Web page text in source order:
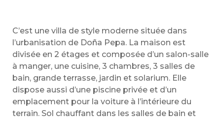
C’est une villa de style moderne située dans
l’urbanisation de Doña Pepa. La maison est
divisée en 2 étages et composée d’un salon-salle
à manger, une cuisine, 3 chambres, 3 salles de
bain, grande terrasse, jardin et solarium. Elle
dispose aussi d’une piscine privée et d’un
emplacement pour la voiture à l’intérieure du
terrain. Sol chauffant dans les salles de bain et